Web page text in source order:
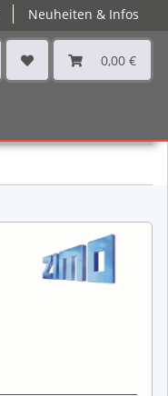
Neuheiten & Infos
0,00 €